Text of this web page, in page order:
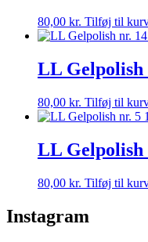
80,00 kr. Tilføj til
LL Gelpolish
80,00 kr. Tilføj til
LL Gelpolish
80,00 kr. Tilføj til
Instagram